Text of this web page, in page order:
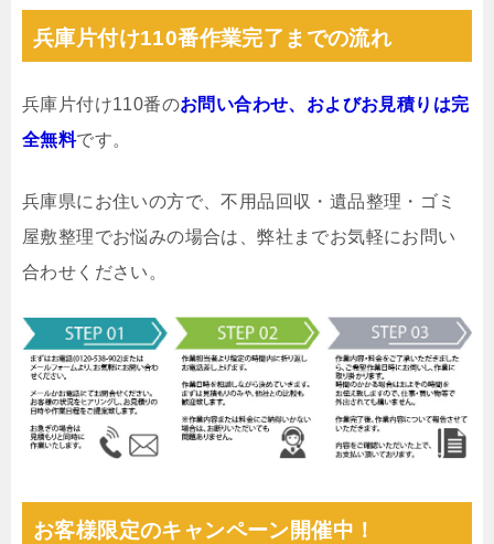
兵庫片付け110番作業完了までの流れ
兵庫片付け110番のお問い合わせ、およびお見積りは完
全無料です。
兵庫県にお住いの方で、不用品回収・遺品整理・ゴミ
屋敷整理でお悩みの場合は、弊社までお気軽にお問い
合わせください。
お客様限定のキャンペーン開催中！